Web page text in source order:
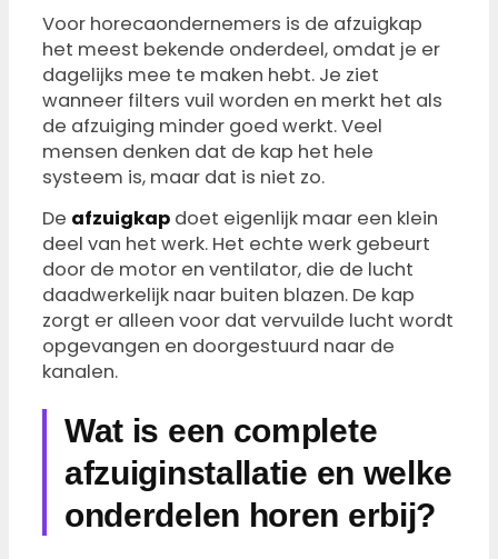
Voor horecaondernemers is de afzuigkap
het meest bekende onderdeel, omdat je er
dagelijks mee te maken hebt. Je ziet
wanneer filters vuil worden en merkt het als
de afzuiging minder goed werkt. Veel
mensen denken dat de kap het hele
systeem is, maar dat is niet zo.
De afzuigkap doet eigenlijk maar een klein
deel van het werk. Het echte werk gebeurt
door de motor en ventilator, die de lucht
daadwerkelijk naar buiten blazen. De kap
zorgt er alleen voor dat vervuilde lucht wordt
opgevangen en doorgestuurd naar de
kanalen.
Wat is een complete
afzuiginstallatie en welke
onderdelen horen erbij?